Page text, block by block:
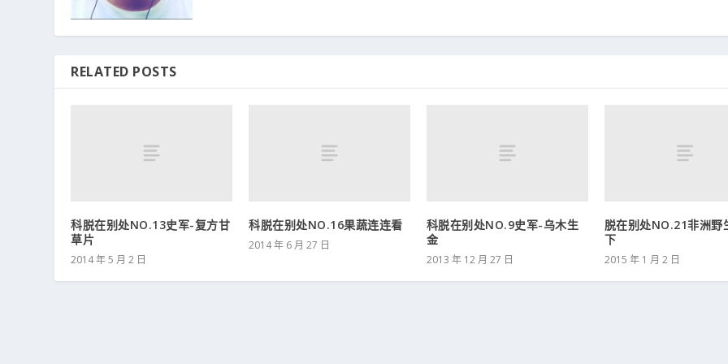
RELATED POSTS
科脱在别处NO.13史军-复方甘
草片
2014 年 5 月 2 日
科脱在别处NO.16果蔬连连看
2014 年 6 月 27 日
科脱在别处NO.9史军-乌木生
金
2013 年 12 月 27 日
脱在别处NO.21非洲野
下
2015 年 1 月 2 日